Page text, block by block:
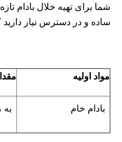
شما برای تهیه خلال بادام
ساده و در دسترس نیاز
مواد اولیه
بادام خام به